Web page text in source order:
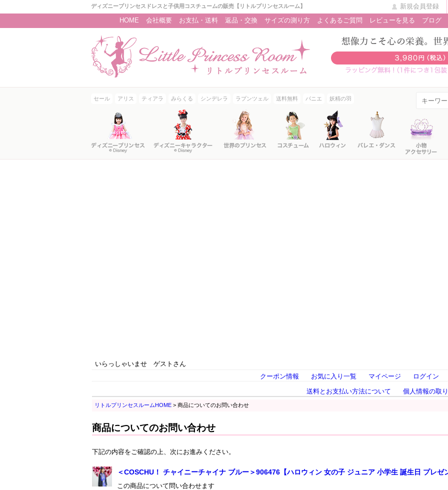
ディズニープリンセスドレスと子供用コスチュームの販売【リトルプリンセスルーム】
新規会員登録
HOME
会社概要 お支払・送料 返品・交換 サイズの測り方 よくあるご質問 レビューを見る ブログ
セール アリス ティアラ みらくる シンデレラ ラプンツェル 送料無料 パニエ 妖精の羽
いらっしゃいませ ゲストさん
クーポン情報
お気に入り一覧 マイページ
ログイン
送料とお支払い方法について
個人情報の取
リトルプリンセスルームHOME > 商品についてのお問い合わせ
商品についてのお問い合わせ
下記の内容をご確認の上、次にお進みください。
＜COSCHU！ チャイニーチャイナ ブルー＞906476【ハロウィン 女の子 ジュニア 小学生 誕生日 プレゼ
この商品について問い合わせます